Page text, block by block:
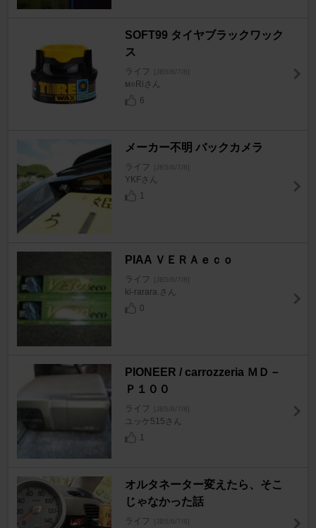
SOFT99 タイヤブラックワック
ス
ライフ [JB5/6/7/8]
м○Riさん
6
メーカー不明 バックカメラ
ライフ [JB5/6/7/8]
YKFさん
1
PIAA ＶＥＲＡｅｃｏ
ライフ [JB5/6/7/8]
ki-rarara.さん
0
PIONEER / carrozzeria ＭＤ－
Ｐ１００
ライフ [JB5/6/7/8]
ユッケ515さん
1
オルタネーター変えたら、そこ
じゃなかった話
ライフ [JB5/6/7/8]